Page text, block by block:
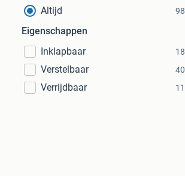
Altijd 98
Eigenschappen
Inklapbaar
18
Verstelbaar 40
Verrijdbaar 11